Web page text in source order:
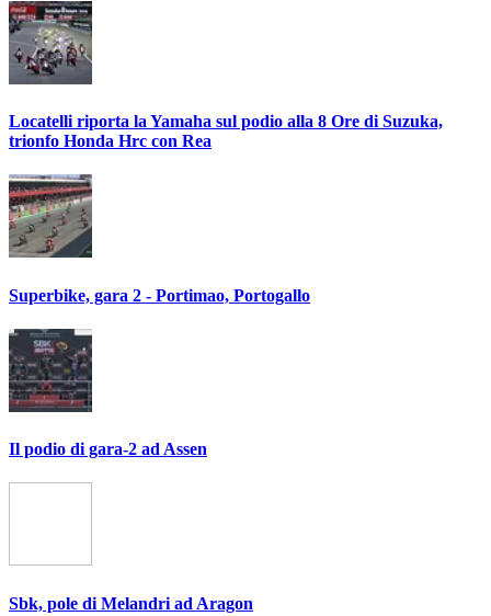
Locatelli riporta la Yamaha sul podio alla 8 Ore di Suzuka,
trionfo Honda Hrc con Rea
Superbike, gara 2 - Portimao, Portogallo
Il podio di gara-2 ad Assen
Sbk, pole di Melandri ad Aragon